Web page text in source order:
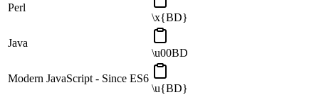
Perl
\x{BD}
Java
\u00BD
Modern JavaScript - Since ES6
\u{BD}